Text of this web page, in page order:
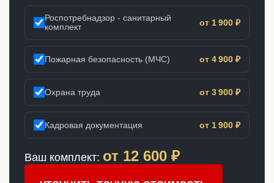
Роспотребнадзор - санитарный
комплект
от 1 900 ₽
Пожарная безопасность (МЧС) от 4 900 ₽
Охрана труда от 3 900 ₽
Кадровая документация от 1 900 ₽
Ваш комплект: от 12 600 ₽